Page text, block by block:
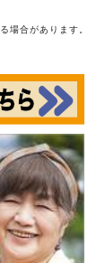
場合があります。